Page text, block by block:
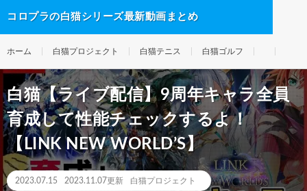
コロプラの白猫シリーズ最新動画まとめ
ホーム 白猫プロジェクト 白猫テニス 白猫ゴルフ
白猫【ライブ配信】9周年キャラ全員
育成して性能チェックするよ！
【LINK NEW WORLD’S】
2023.07.15 2023.11.07更新 白猫プロジェクト